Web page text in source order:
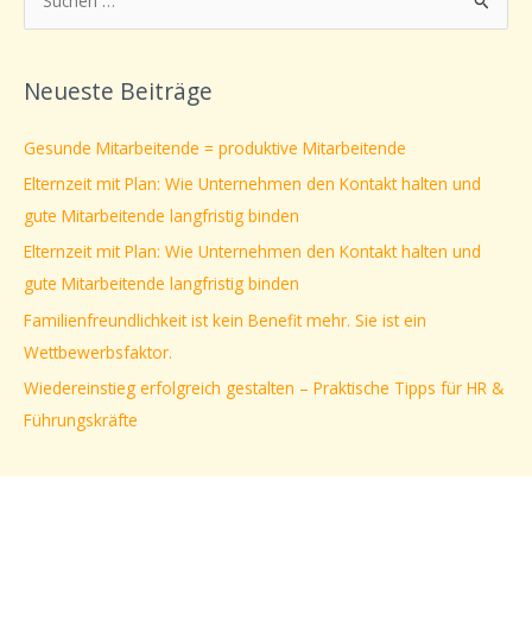
u
h
n
a
c
h
:
Neueste Beiträge
Gesunde Mitarbeitende = produktive Mitarbeitende
Elternzeit mit Plan: Wie Unternehmen den Kontakt halten und
gute Mitarbeitende langfristig binden
Elternzeit mit Plan: Wie Unternehmen den Kontakt halten und
gute Mitarbeitende langfristig binden
Familienfreundlichkeit ist kein Benefit mehr. Sie ist ein
Wettbewerbsfaktor.
Wiedereinstieg erfolgreich gestalten – Praktische Tipps für HR &
Führungskräfte